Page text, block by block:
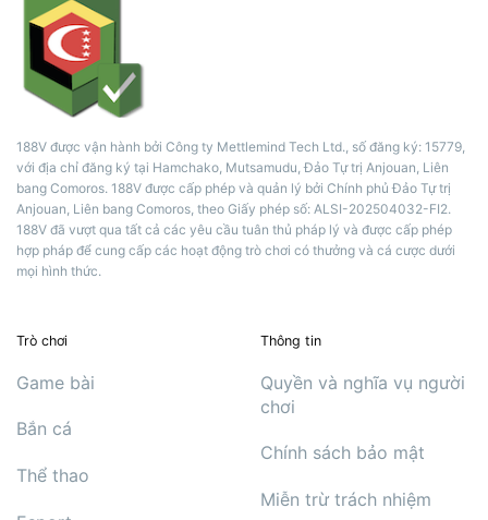
188V được vận hành bởi Công ty Mettlemind Tech Ltd., số đăng ký: 15779,
với địa chỉ đăng ký tại Hamchako, Mutsamudu, Đảo Tự trị Anjouan, Liên
bang Comoros. 188V được cấp phép và quản lý bởi Chính phủ Đảo Tự trị
Anjouan, Liên bang Comoros, theo Giấy phép số: ALSI-202504032-FI2.
188V đã vượt qua tất cả các yêu cầu tuân thủ pháp lý và được cấp phép
hợp pháp để cung cấp các hoạt động trò chơi có thưởng và cá cược dưới
mọi hình thức.
Trò chơi
Game bài
Bắn cá
Thể thao
Thông tin
Quyền và nghĩa vụ người
chơi
Chính sách bảo mật
Miễn trừ trách nhiệm